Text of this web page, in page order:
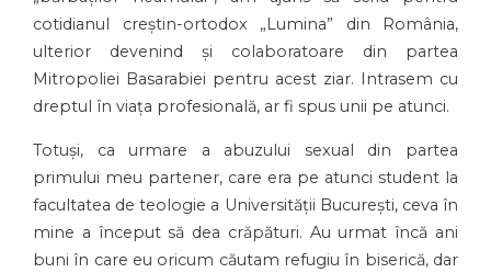
cotidianul creștin-ortodox „Lumina” din România,
ulterior devenind și colaboratoare din partea
Mitropoliei Basarabiei pentru acest ziar. Intrasem cu
dreptul în viața profesională, ar fi spus unii pe atunci.
Totuși, ca urmare a abuzului sexual din partea
primului meu partener, care era pe atunci student la
facultatea de teologie a Universității București, ceva în
mine a început să dea crăpături. Au urmat încă ani
buni în care eu oricum căutam refugiu în biserică, dar